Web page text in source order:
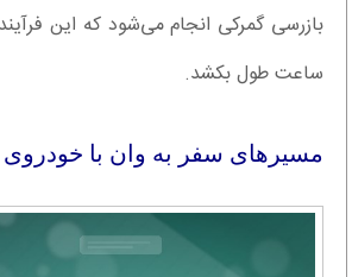
ساعت طول بکشد.
مسیرهای سفر به وان با